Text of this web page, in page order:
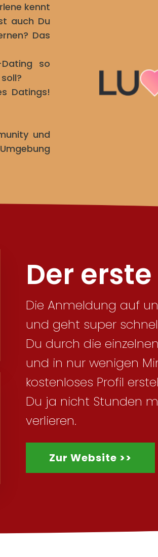
kennt
auch Du
Das
so
Datings!
und
Der
Die Anmeldung auf
und geht super
Du durch die
und in nur wenigen
kostenloses Profil
Du ja nicht Stunden
verlieren.
Zur Website >>